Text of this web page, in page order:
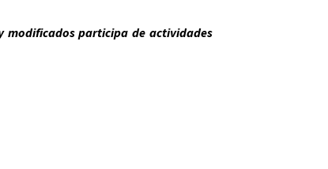
modificados participa de actividades